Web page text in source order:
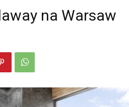
na Warsaw